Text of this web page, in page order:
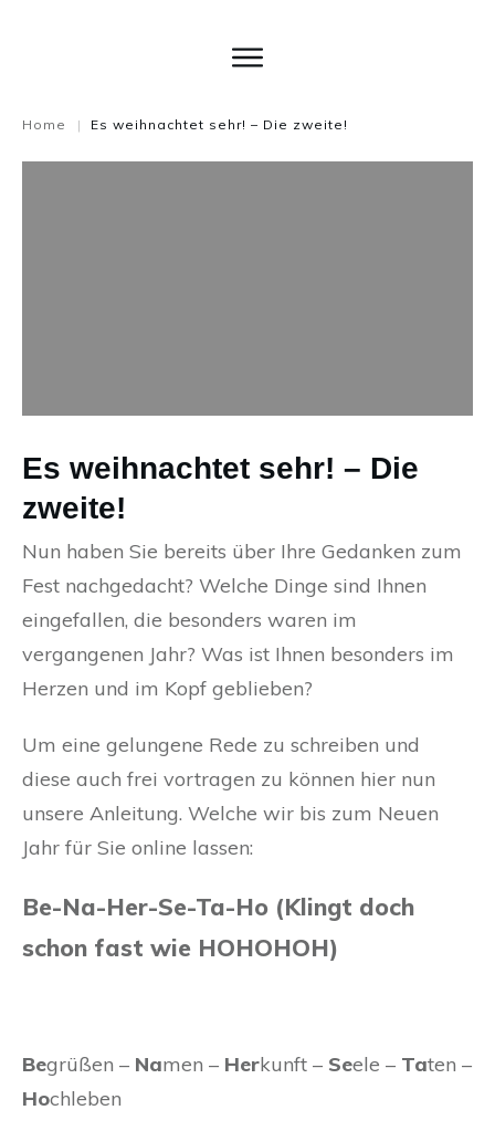
Home | Es weihnachtet sehr! – Die zweite!
Es weihnachtet sehr! – Die
zweite!
Nun haben Sie bereits über Ihre Gedanken zum
Fest nachgedacht? Welche Dinge sind Ihnen
eingefallen, die besonders waren im
vergangenen Jahr? Was ist Ihnen besonders im
Herzen und im Kopf geblieben?
Um eine gelungene Rede zu schreiben und
diese auch frei vortragen zu können hier nun
unsere Anleitung. Welche wir bis zum Neuen
Jahr für Sie online lassen:
Be-Na-Her-Se-Ta-Ho (Klingt doch
schon fast wie HOHOHOH)
Begrüßen – Namen – Herkunft – Seele – Taten –
Hochleben